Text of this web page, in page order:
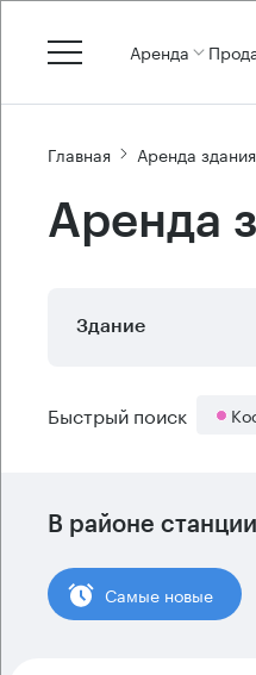
Аренда
Главная Аренда
Аренда
Здание
Быстрый поиск
В районе
Cамые новые